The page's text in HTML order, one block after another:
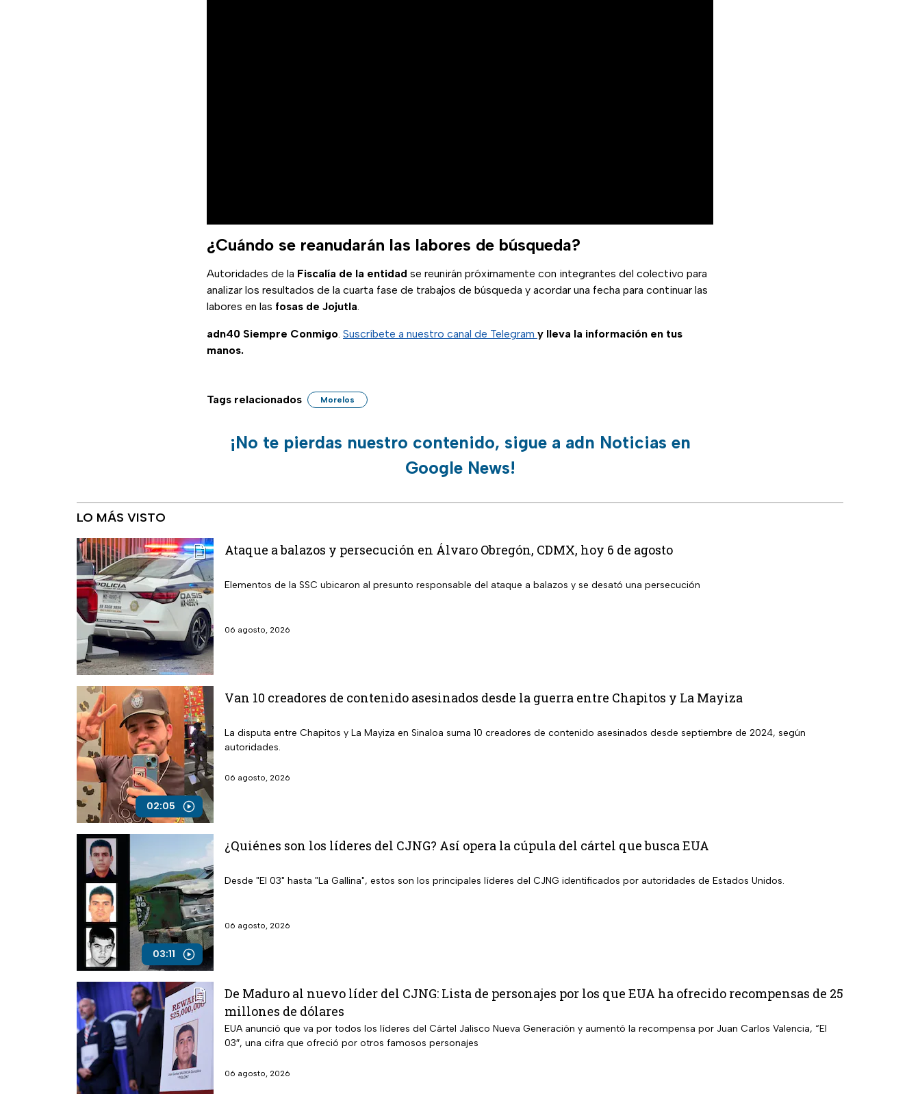
¿Cuándo se reanudarán las labores de búsqueda?
Autoridades de la Fiscalía de la entidad se reunirán próximamente con integrantes del colectivo para
analizar los resultados de la cuarta fase de trabajos de búsqueda y acordar una fecha para continuar las
labores en las fosas de Jojutla.
adn40 Siempre Conmigo. Suscríbete a nuestro canal de Telegram y lleva la información en tus
manos.
Tags relacionados Morelos
¡No te pierdas nuestro contenido, sigue a adn Noticias en
Google News!
LO MÁS VISTO
Ataque a balazos y persecución en Álvaro Obregón, CDMX, hoy 6 de agosto
Elementos de la SSC ubicaron al presunto responsable del ataque a balazos y se desató una persecución
06 agosto, 2026
02:05
Van 10 creadores de contenido asesinados desde la guerra entre Chapitos y La Mayiza
La disputa entre Chapitos y La Mayiza en Sinaloa suma 10 creadores de contenido asesinados desde septiembre de 2024, según
autoridades.
06 agosto, 2026
03:11
¿Quiénes son los líderes del CJNG? Así opera la cúpula del cártel que busca EUA
Desde "El 03" hasta "La Gallina", estos son los principales líderes del CJNG identificados por autoridades de Estados Unidos.
06 agosto, 2026
De Maduro al nuevo líder del CJNG: Lista de personajes por los que EUA ha ofrecido recompensas de 25
millones de dólares
EUA anunció que va por todos los líderes del Cártel Jalisco Nueva Generación y aumentó la recompensa por Juan Carlos Valencia, “El
03″, una cifra que ofreció por otros famosos personajes
06 agosto, 2026